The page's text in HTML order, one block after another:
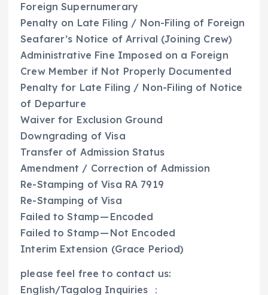
Foreign Supernumerary
Penalty on Late Filing / Non-Filing of Foreign
Seafarer’s Notice of Arrival (Joining Crew)
Administrative Fine Imposed on a Foreign
Crew Member if Not Properly Documented
Penalty for Late Filing / Non-Filing of Notice
of Departure
Waiver for Exclusion Ground
Downgrading of Visa
Transfer of Admission Status
Amendment / Correction of Admission
Re-Stamping of Visa RA 7919
Re-Stamping of Visa
Failed to Stamp — Encoded
Failed to Stamp — Not Encoded
Interim Extension (Grace Period)
please feel free to contact us:
English/Tagalog Inquiries ：